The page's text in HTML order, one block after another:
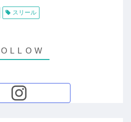
スリール